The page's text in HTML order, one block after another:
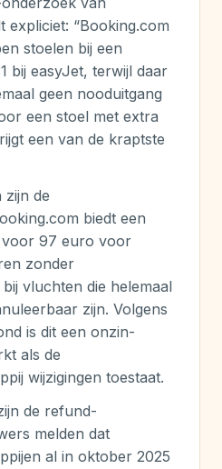
expliciet: “Booking.com
stoelen bij een
bij easyJet, terwijl daar
geen nooduitgang
een stoel met extra
een van de kraptste
zijn de
biedt een
voor 97 euro voor
zonder
vluchten die helemaal
zijn. Volgens
is dit een onzin-
als de
wijzigingen toestaat.
de refund-
melden dat
al in oktober 2025